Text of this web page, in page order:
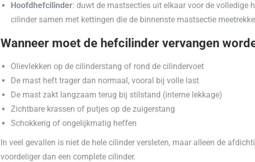
Hoofdhefcilinder: duwt de mastsecties uit elkaar voor de volledige
cilinder samen met kettingen die de binnenste mastsectie
Wanneer moet de hefcilinder vervangen
Olievlekken op de cilinderstang of rond de cilindervoet
De mast heft trager dan normaal, vooral bij volle last
De mast zakt langzaam terug bij stilstand (interne lekkage)
Zichtbare krassen of putjes op de zuigerstang
Schokkerig of ongelijkmatig heffen
In veel gevallen is niet de hele cilinder versleten, maar alleen de
voordeliger dan een complete cilinder.